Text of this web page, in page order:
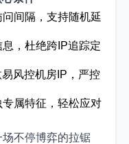
间隔，支持随机延
，杜绝跨IP追踪定
风控机房IP，严控
属特征，轻松应对
不停博弈的拉锯